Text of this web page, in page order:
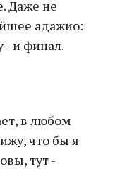
Даже не
адажио:
- и финал.
в любом
что бы я
тут -